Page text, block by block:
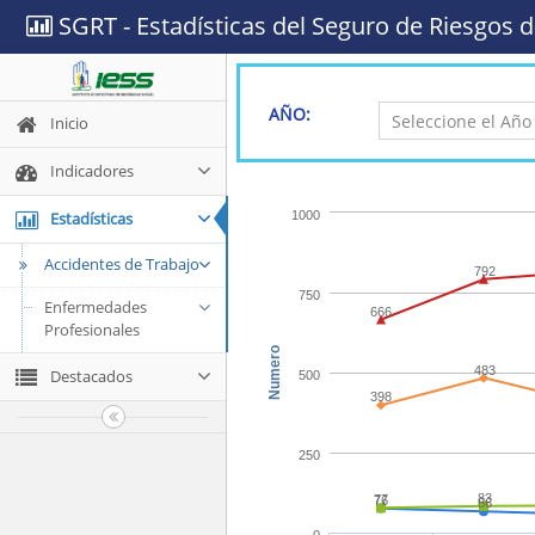
SGRT - Estadísticas del Seguro de Riesgos
Inicio
Indicadores
Estadísticas
Accidentes de Trabajo
Enfermedades
Profesionales
Destacados
AÑO:
Numero
76 66
666
792
77 83
398
483
1000
250
500
750